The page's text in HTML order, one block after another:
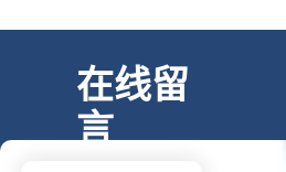
在线留
言